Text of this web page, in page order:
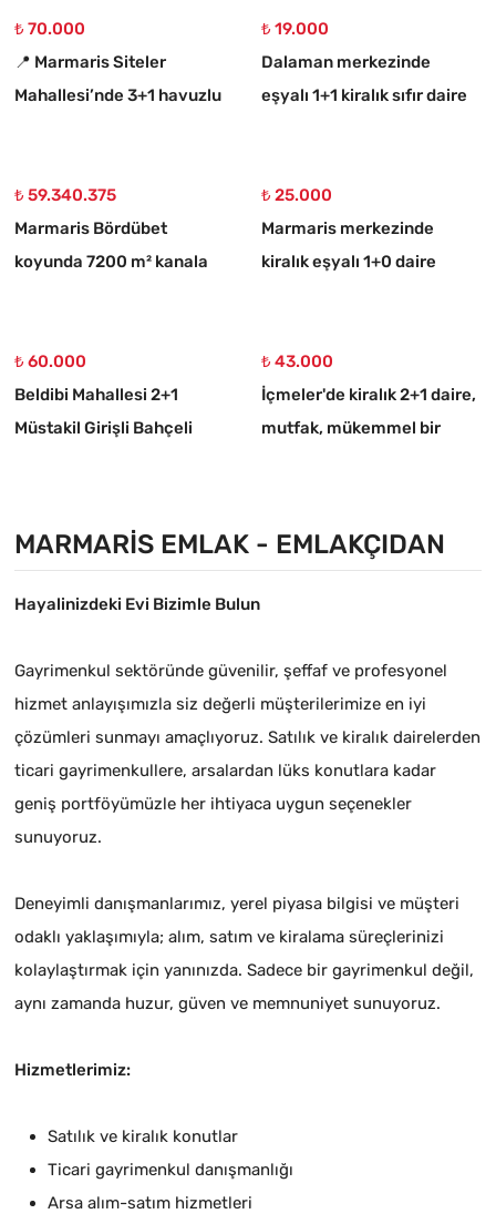
₺ 70.000
📍 Marmaris Siteler
Mahallesi’nde 3+1 havuzlu
₺ 19.000
Dalaman merkezinde
eşyalı 1+1 kiralık sıfır daire
₺ 59.340.375
Marmaris Bördübet
koyunda 7200 m² kanala
₺ 25.000
Marmaris merkezinde
kiralık eşyalı 1+0 daire
₺ 60.000
Beldibi Mahallesi 2+1
Müstakil Girişli Bahçeli
₺ 43.000
İçmeler'de kiralık 2+1 daire,
mutfak, mükemmel bir
MARMARIS EMLAK - EMLAKÇIDAN
Hayalinizdeki Evi Bizimle Bulun
Gayrimenkul sektöründe güvenilir, şeffaf ve profesyonel
hizmet anlayışımızla siz değerli müşterilerimize en iyi
çözümleri sunmayı amaçlıyoruz. Satılık ve kiralık dairelerden
ticari gayrimenkullere, arsalardan lüks konutlara kadar
geniş portföyümüzle her ihtiyaca uygun seçenekler
sunuyoruz.
Deneyimli danışmanlarımız, yerel piyasa bilgisi ve müşteri
odaklı yaklaşımıyla; alım, satım ve kiralama süreçlerinizi
kolaylaştırmak için yanınızda. Sadece bir gayrimenkul değil,
aynı zamanda huzur, güven ve memnuniyet sunuyoruz.
Hizmetlerimiz:
Satılık ve kiralık konutlar
Ticari gayrimenkul danışmanlığı
Arsa alım-satım hizmetleri